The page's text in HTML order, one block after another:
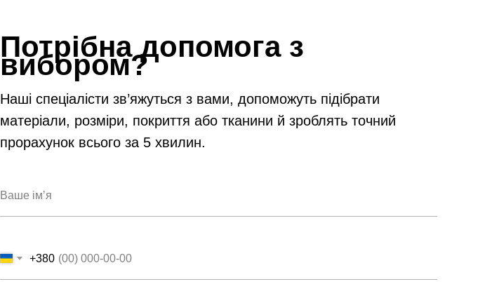
Потрібна допомога з
вибором?
Наші спеціалісти зв’яжуться з вами, допоможуть підібрати
матеріали, розміри, покриття або тканини й зроблять точний
прорахунок всього за 5 хвилин.
+380